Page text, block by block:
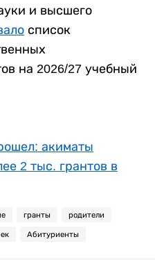
и высшего
список
на 2026/27 учебный
акиматы
2 тыс. грантов в
гранты родители
Абитуриенты